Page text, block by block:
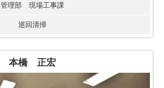
管理部 現場工事課
巡回清掃
本橋 正宏